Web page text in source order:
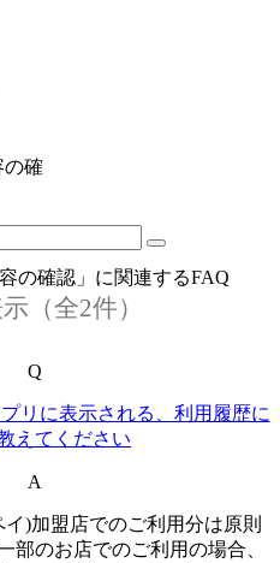
の確
容の確認」に関連するFAQ
（全2件）
Q
リに表示される、利用履歴に
えてください
A
)加盟店でのご利用分は原則
部のお店でのご利用の場合、